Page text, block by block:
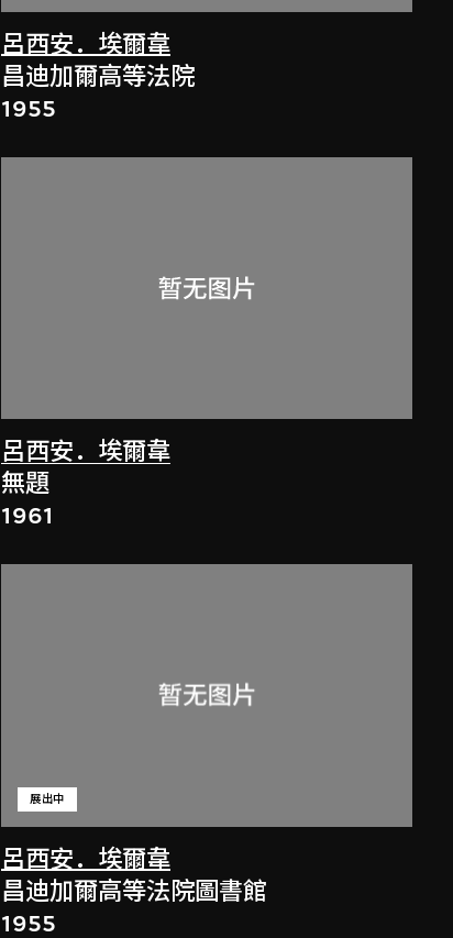
呂西安．埃爾韋
昌迪加爾高等法院
1955
呂西安．埃爾韋
無題
1961
呂西安．埃爾韋
展出中
昌迪加爾高等法院圖書館
1955